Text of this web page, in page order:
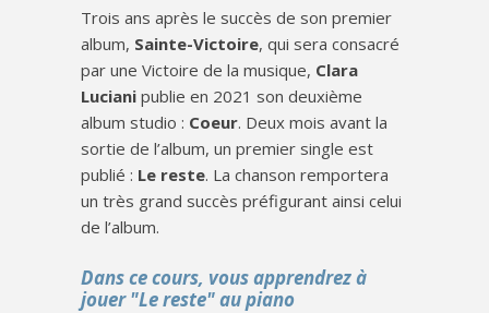
Trois ans après le succès de son premier
album, Sainte-Victoire, qui sera consacré
par une Victoire de la musique, Clara
Luciani publie en 2021 son deuxième
album studio : Coeur. Deux mois avant la
sortie de l’album, un premier single est
publié : Le reste. La chanson remportera
un très grand succès préfigurant ainsi celui
de l’album.
Dans ce cours, vous apprendrez à
jouer "Le reste" au piano